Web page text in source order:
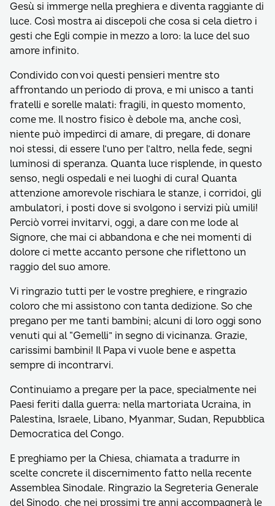
Gesù si immerge nella preghiera e diventa raggiante di
luce. Così mostra ai discepoli che cosa si cela dietro i
gesti che Egli compie in mezzo a loro: la luce del suo
amore infinito.
Condivido con voi questi pensieri mentre sto
affrontando un periodo di prova, e mi unisco a tanti
fratelli e sorelle malati: fragili, in questo momento,
come me. Il nostro fisico è debole ma, anche così,
niente può impedirci di amare, di pregare, di donare
noi stessi, di essere l’uno per l’altro, nella fede, segni
luminosi di speranza. Quanta luce risplende, in questo
senso, negli ospedali e nei luoghi di cura! Quanta
attenzione amorevole rischiara le stanze, i corridoi, gli
ambulatori, i posti dove si svolgono i servizi più umili!
Perciò vorrei invitarvi, oggi, a dare con me lode al
Signore, che mai ci abbandona e che nei momenti di
dolore ci mette accanto persone che riflettono un
raggio del suo amore.
Vi ringrazio tutti per le vostre preghiere, e ringrazio
coloro che mi assistono con tanta dedizione. So che
pregano per me tanti bambini; alcuni di loro oggi sono
venuti qui al “Gemelli” in segno di vicinanza. Grazie,
carissimi bambini! Il Papa vi vuole bene e aspetta
sempre di incontrarvi.
Continuiamo a pregare per la pace, specialmente nei
Paesi feriti dalla guerra: nella martoriata Ucraina, in
Palestina, Israele, Libano, Myanmar, Sudan, Repubblica
Democratica del Congo.
E preghiamo per la Chiesa, chiamata a tradurre in
scelte concrete il discernimento fatto nella recente
Assemblea Sinodale. Ringrazio la Segreteria Generale
del Sinodo, che nei prossimi tre anni accompagnerà le